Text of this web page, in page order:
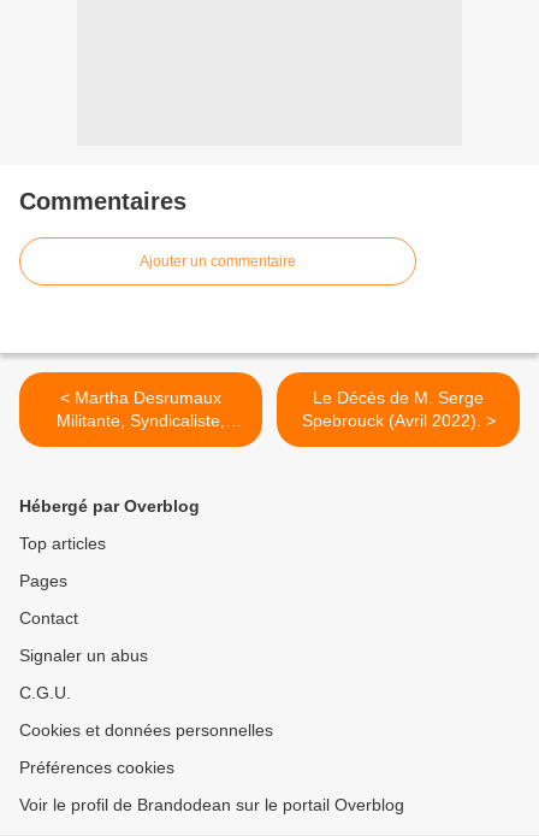
Commentaires
Ajouter un commentaire
< Martha Desrumaux
Militante, Syndicaliste,
Résistante, Déportée,
Le Décès de M. Serge
Spebrouck (Avril 2022). >
Hébergé par Overblog
Top articles
Pages
Contact
Signaler un abus
C.G.U.
Cookies et données personnelles
Préférences cookies
Voir le profil de Brandodean sur le portail Overblog